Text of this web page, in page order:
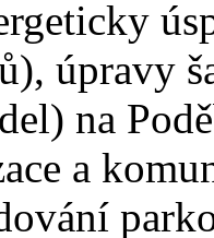
úpravy
na
a